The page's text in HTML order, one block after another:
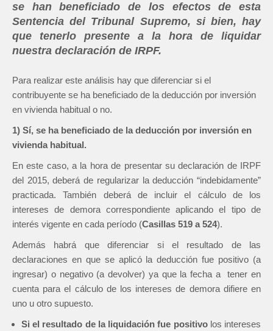
se han beneficiado de los efectos de esta
Sentencia del Tribunal Supremo, si bien, hay
que tenerlo presente a la hora de liquidar
nuestra declaración de IRPF.
Para realizar este análisis hay que diferenciar si el
contribuyente se ha beneficiado de la deducción por inversión
en vivienda habitual o no.
1) Sí, se ha beneficiado de la deducción por inversión en
vivienda habitual.
En este caso, a la hora de presentar su declaración de IRPF
del 2015, deberá de regularizar la deducción “indebidamente”
practicada. También deberá de incluir el cálculo de los
intereses de demora correspondiente aplicando el tipo de
interés vigente en cada período (Casillas 519 a 524).
Además habrá que diferenciar si el resultado de las
declaraciones en que se aplicó la deducción fue positivo (a
ingresar) o negativo (a devolver) ya que la fecha a tener en
cuenta para el cálculo de los intereses de demora difiere en
uno u otro supuesto.
Si el resultado de la liquidación fue positivo los intereses